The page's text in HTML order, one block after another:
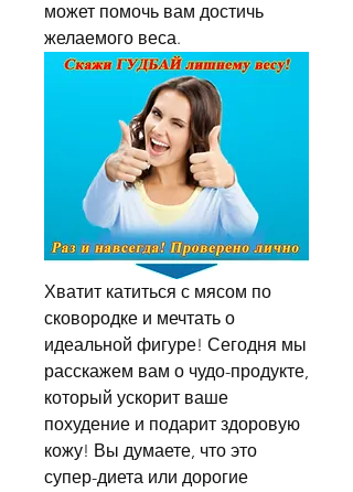
может помочь вам достичь
желаемого веса.
Хватит катиться с мясом по
сковородке и мечтать о
идеальной фигуре! Сегодня мы
расскажем вам о чудо-продукте,
который ускорит ваше
похудение и подарит здоровую
кожу! Вы думаете, что это
супер-диета или дорогие